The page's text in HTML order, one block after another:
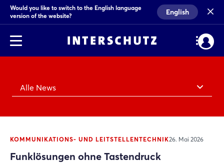
Would you like to switch to the English language
version of the website?
English
Alle News
KOMMUNIKATIONS- UND LEITSTELLENTECHNIK26. Mai 2026
Funklösungen ohne Tastendruck